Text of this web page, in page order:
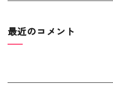
最近のコメント